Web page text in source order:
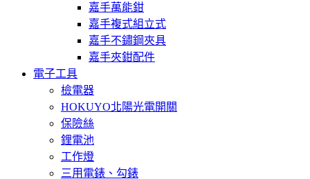
嘉手萬能鉗
嘉手複式組立式
嘉手不鏽鋼夾具
嘉手夾鉗配件
電子工具
檢電器
HOKUYO北陽光電開關
保險絲
鋰電池
工作燈
三用電錶、勾錶